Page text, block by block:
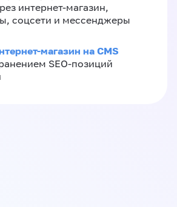
интернет-магазин,
соцсети и мессенджеры
магазин на CMS
SEO-позиций